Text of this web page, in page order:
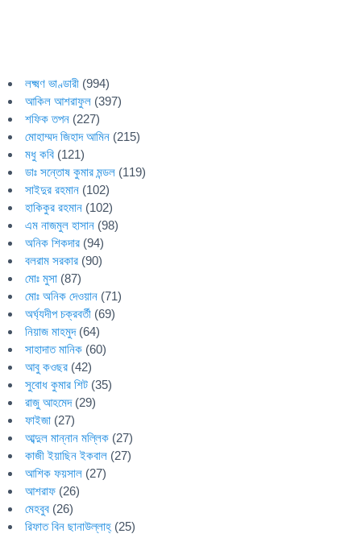
লক্ষ্মণ ভাণ্ডারী (994)
আকিল আশরাফুল (397)
শফিক তপন (227)
মোহাম্মদ জিহাদ আমিন (215)
মধু কবি (121)
ডাঃ সন্তোষ কুমার মন্ডল (119)
সাইদুর রহমান (102)
হাকিকুর রহমান (102)
এম নাজমুল হাসান (98)
অনিক শিকদার (94)
বলরাম সরকার (90)
মোঃ মুসা (87)
মোঃ অনিক দেওয়ান (71)
অর্ঘ্যদীপ চক্রবর্তী (69)
নিয়াজ মাহমুদ(64)
সাহাদাত মানিক (60)
আবু কওছর (42)
সুবোধ কুমার শিট (35)
রাজু আহমেদ(29)
ফাইজা (27)
আব্দুল মান্নান মল্লিক (27)
কাজী ইয়াছিন ইকবাল (27)
আশিক ফয়সাল (27)
আশরাফ (26)
মেহবুব (26)
রিফাত বিন ছানাউল্লাহ্ (25)